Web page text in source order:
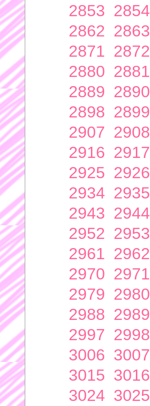
2853 2854
2862 2863
2871 2872
2880 2881
2889 2890
2898 2899
2907 2908
2916 2917
2925 2926
2934 2935
2943 2944
2952 2953
2961 2962
2970 2971
2979 2980
2988 2989
2997 2998
3006 3007
3015 3016
3024 3025